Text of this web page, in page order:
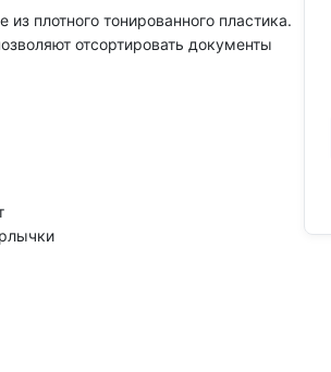
плотного тонированного пластика.
отсортировать документы